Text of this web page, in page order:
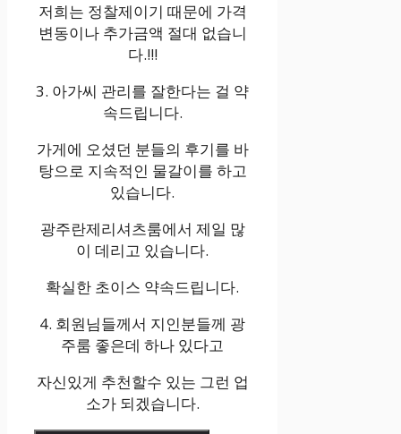
저희는 정찰제이기 때문에 가격
변동이나 추가금액 절대 없습니
다.!!!
3. 아가씨 관리를 잘한다는 걸 약
속드립니다.
가게에 오셨던 분들의 후기를 바
탕으로 지속적인 물갈이를 하고
있습니다.
광주란제리셔츠룸에서 제일 많
이 데리고 있습니다.
확실한 초이스 약속드립니다.
4. 회원님들께서 지인분들께 광
주룸 좋은데 하나 있다고
자신있게 추천할수 있는 그런 업
소가 되겠습니다.